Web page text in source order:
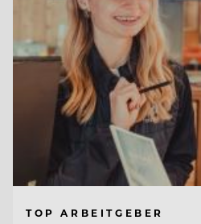
TOP ARBEITGEBER